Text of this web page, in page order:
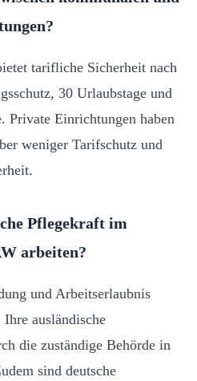
tarifliche Sicherheit nach
30 Urlaubstage und
Private Einrichtungen haben
weniger Tarifschutz und
Pflegekraft im
arbeiten?
und Arbeitserlaubnis
ausländische
die zuständige Behörde in
sind deutsche